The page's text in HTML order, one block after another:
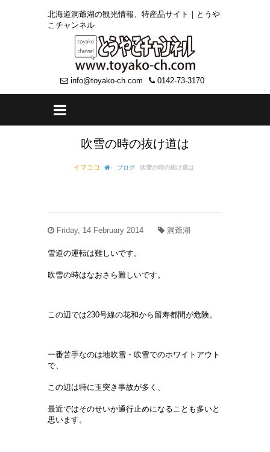
北海道洞爺湖の観光情報、特産品サイト｜とうや
こチャンネル
info@toyako-ch.com 0142-73-3170
吹雪の時の抜け道は
イマココ: ブログ 吹雪の時の抜け道は
Friday, 14 February 2014 洞爺湖
雪道の運転は難しいです。
吹雪の時はなおさら難しいです。
この辺では230号線の花和から留寿都間が危険。
一番苦手なのは地吹雪・吹雪でのホワイトアウト
で、
この辺は特に玉突き事故が多く、
最近ではそのせいか通行止めになることも多いと
思います。